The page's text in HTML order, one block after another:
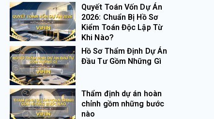
Quyết Toán Vốn Dự Án
2026: Chuẩn Bị Hồ Sơ
Kiểm Toán Độc Lập Từ
Khi Nào?
Hồ Sơ Thẩm Định Dự Án
Đầu Tư Gồm Những Gì
Thẩm định dự án hoàn
chỉnh gồm những bước
nào